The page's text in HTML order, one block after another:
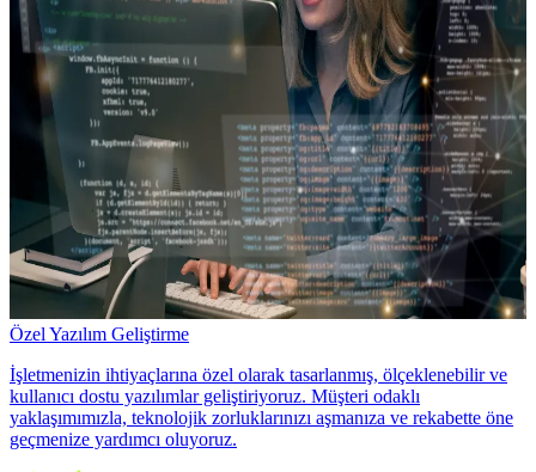
Özel Yazılım Geliştirme
İşletmenizin ihtiyaçlarına özel olarak tasarlanmış, ölçeklenebilir ve
kullanıcı dostu yazılımlar geliştiriyoruz. Müşteri odaklı
yaklaşımımızla, teknolojik zorluklarınızı aşmanıza ve rekabette öne
geçmenize yardımcı oluyoruz.